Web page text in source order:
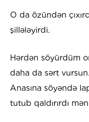
O da özündən
şillələyirdi.
Hərdən söyürdüm
daha da sərt
Anasına söyəndə
tutub qaldırırdı